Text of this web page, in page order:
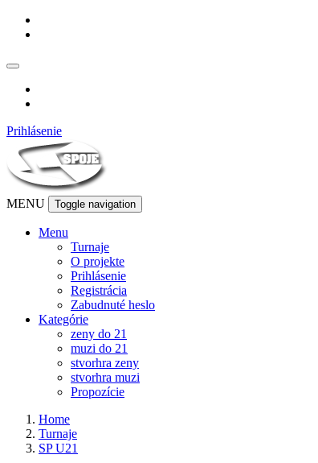
Prihlásenie
MENU Toggle navigation
Menu
Turnaje
O projekte
Prihlásenie
Registrácia
Zabudnuté heslo
Kategórie
zeny do 21
muzi do 21
stvorhra zeny
stvorhra muzi
Propozície
Home
Turnaje
SP U21